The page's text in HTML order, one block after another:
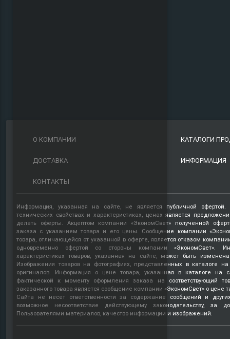
О КОМПАНИИ КАТАЛОГИ
ДОСТАВКА ИНФОРМАЦИЯ
КОНТАКТЫ
Информация, указанная на сайте, не является публичной
технических свойствах и характеристиках, ценах является
делать оферты. Акцептом компании «ЭкономСвет» полученной
заказа с указанием товара и его цены. Сообщение компании
товара, отличающейся от указанной в оферте, является отказом
одновременно офертой со стороны компании «ЭкономСвет».
характеристиках товаров, указанная на сайте, может быть
Изображения товаров на фотографиях, представленных в каталоге на
оригиналов. Информация о цене товара, указанная в каталоге на
фактической к моменту оформления заказа на соответствующий
заказанного товара является сообщение компании «ЭкономСвет» о цене
Сайта не несет ответственности за содержание сообщений и
возможное несоответствие действующему законодательству, за
Пользователями материалов, качество информации и изображений.